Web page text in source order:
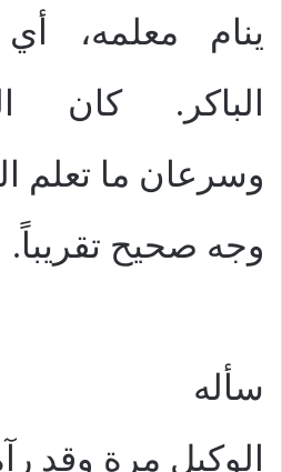
ينام معلمه،
الباكر. كان
وسرعان ما تعلم
وجه صحيح تقريباً.
سأله
الوكيل مرة وقد